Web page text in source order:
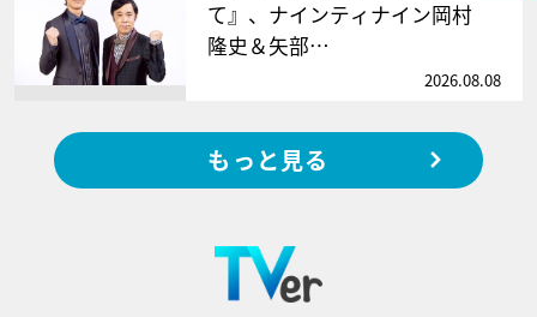
て』、ナインティナイン岡村
隆史＆矢部…
2026.08.08
もっと見る